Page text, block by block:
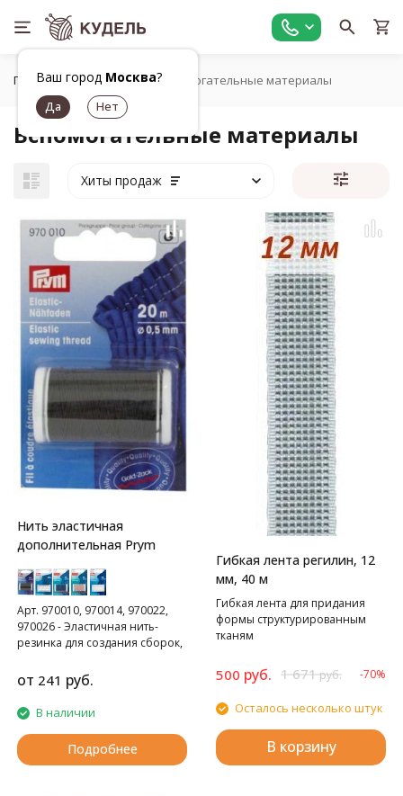
Ваш город Москва?
Главная Шитье Вспомогательные материалы
Вспомогательные материалы
Хиты продаж
Нить эластичная
дополнительная Prym
Арт. 970010, 970014, 970022,
970026 - Эластичная нить-
резинка для создания сборок,
высокоэластичная нить для
образования сборок или
стабилизации. Для машинной
стёжки намотайте нить на
шпульку. Материал: 50%
полиамид, 50% эластан.
от 241 руб.
В наличии
Подробнее
Гибкая лента регилин, 12
мм, 40 м
Гибкая лента для придания
формы структурированным
тканям
500 руб. 1 671руб. -70%
Осталось несколько штук
В корзину